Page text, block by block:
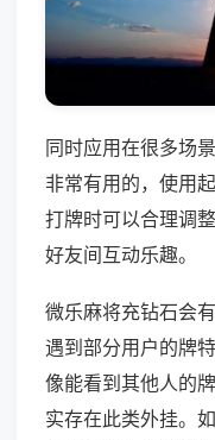
同时应用在很多场
非常有用的，使用
打牌时可以合理调
好友间互动乐趣。
微乐麻将充钻石会
遇到部分用户的牌
像能看到其他人的
实存在此类外挂。